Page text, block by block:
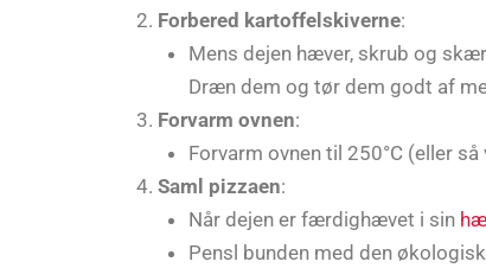
Forbered kartoffelskiverne:
Mens dejen hæver, skrub og
Dræn dem og tør dem godt af
Forvarm ovnen:
Forvarm ovnen til 250°C (eller
Saml pizzaen:
Når dejen er færdighævet i sin
Pensl bunden med den